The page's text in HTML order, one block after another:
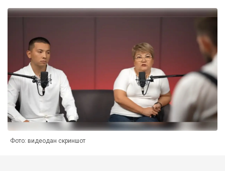
Фото: видеодан скриншот